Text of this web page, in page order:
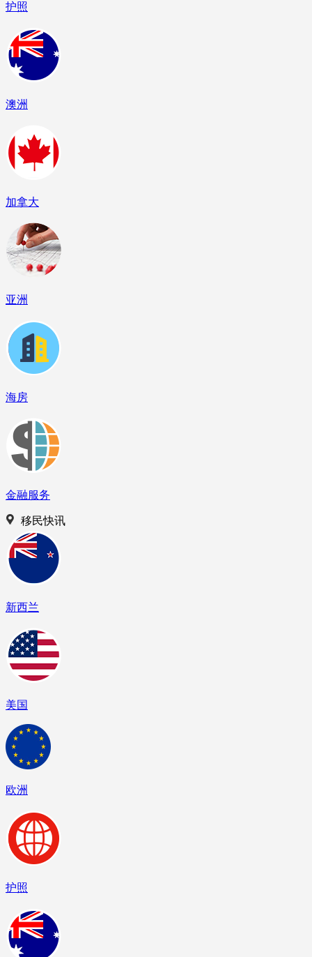
护照
澳洲
加拿大
亚洲
海房
金融服务
移民快讯
新西兰
美国
欧洲
护照